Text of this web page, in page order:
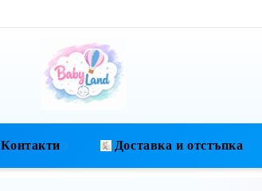
Контакти Доставка и отстъпка